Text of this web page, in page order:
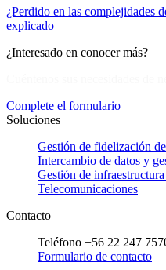
¿Perdido en las complejidades
explicado
¿Interesado en conocer más?
Complete el formulario
Soluciones
Gestión de fidelización
Intercambio de datos y
Gestión de
Telecomunicaciones
Contacto
Teléfono +56 22 247
Formulario de contacto